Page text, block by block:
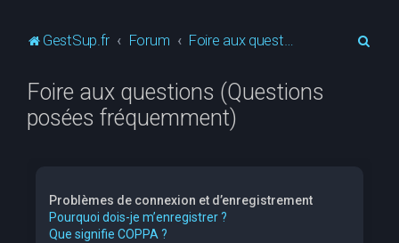
GestSup.fr Forum Foire aux questions (Questions posées fréquemment)
Foire aux questions (Questions
posées fréquemment)
Problèmes de connexion et d’enregistrement
Pourquoi dois-je m’enregistrer ?
Que signifie COPPA ?